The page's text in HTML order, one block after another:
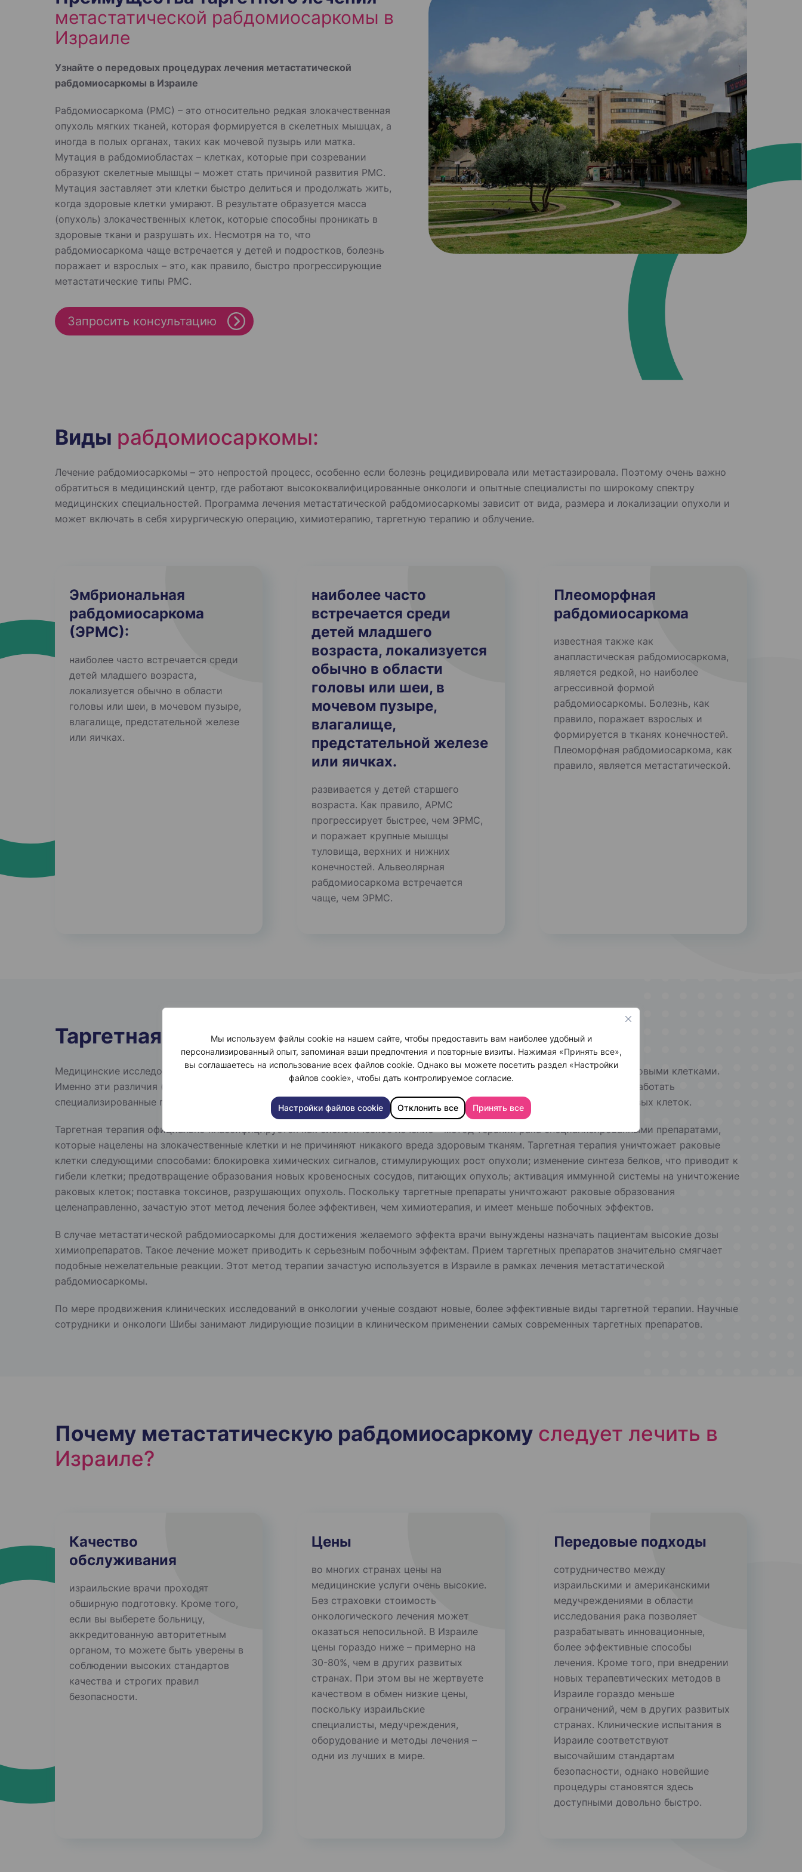
Мы используем файлы cookie на нашем сайте, чтобы предоставить вам наиболее удобный и
персонализированный опыт, запоминая ваши предпочтения и повторные визиты. Нажимая «Принять все»,
вы соглашаетесь на использование всех файлов cookie. Однако вы можете посетить раздел «Настройки
файлов cookie», чтобы дать контролируемое согласие.
Настройки файлов cookie Отклонить все Принять все
метастатической рабдомиосаркомы в
Израиле
Узнайте о передовых процедурах лечения метастатической
рабдомиосаркомы в Израиле
Рабдомиосаркома (РМС) – это относительно редкая злокачественная
опухоль мягких тканей, которая формируется в скелетных мышцах, а
иногда в полых органах, таких как мочевой пузырь или матка.
Мутация в рабдомиобластах – клетках, которые при созревании
образуют скелетные мышцы – может стать причиной развития РМС.
Мутация заставляет эти клетки быстро делиться и продолжать жить,
когда здоровые клетки умирают. В результате образуется масса
(опухоль) злокачественных клеток, которые способны проникать в
здоровые ткани и разрушать их. Несмотря на то, что
рабдомиосаркома чаще встречается у детей и подростков, болезнь
поражает и взрослых – это, как правило, быстро прогрессирующие
метастатические типы РМС.
Запросить консультацию
Виды рабдомиосаркомы:
Лечение рабдомиосаркомы – это непростой процесс, особенно если болезнь рецидивировала или метастазировала. Поэтому очень важно
обратиться в медицинский центр, где работают высококвалифицированные онкологи и опытные специалисты по широкому спектру
медицинских специальностей. Программа лечения метастатической рабдомиосаркомы зависит от вида, размера и локализации опухоли и
может включать в себя хирургическую операцию, химиотерапию, таргетную терапию и облучение.
Эмбриональная
рабдомиосаркома
(ЭРМС):
наиболее часто встречается среди
детей младшего возраста,
локализуется обычно в области
головы или шеи, в мочевом пузыре,
влагалище, предстательной железе
или яичках.
наиболее часто
встречается среди
детей младшего
возраста, локализуется
обычно в области
головы или шеи, в
мочевом пузыре,
влагалище,
предстательной железе
или яичках.
развивается у детей старшего
возраста. Как правило, АРМС
прогрессирует быстрее, чем ЭРМС,
и поражает крупные мышцы
туловища, верхних и нижних
конечностей. Альвеолярная
рабдомиосаркома встречается
чаще, чем ЭРМС.
Плеоморфная
рабдомиосаркома
известная также как
анапластическая рабдомиосаркома,
является редкой, но наиболее
агрессивной формой
рабдомиосаркомы. Болезнь, как
правило, поражает взрослых и
формируется в тканях конечностей.
Плеоморфная рабдомиосаркома, как
правило, является метастатической.
Таргетная терапия
Медицинские исследования последних лет пролили свет на некоторые существенные различия между здоровыми и раковыми клетками.
Именно эти различия (мутации) приводят к бесконтрольному росту и делению последних. Эти сведения позволили разработать
специализированные препараты, которые способны идентифицировать и прицельно атаковать определенные типы раковых клеток.
Таргетная терапия официально классифицируется как биологическое лечение – метод терапии рака специализированными препаратами,
которые нацелены на злокачественные клетки и не причиняют никакого вреда здоровым тканям. Таргетная терапия уничтожает раковые
клетки следующими способами: блокировка химических сигналов, стимулирующих рост опухоли; изменение синтеза белков, что приводит к
гибели клетки; предотвращение образования новых кровеносных сосудов, питающих опухоль; активация иммунной системы на уничтожение
раковых клеток; поставка токсинов, разрушающих опухоль. Поскольку таргетные препараты уничтожают раковые образования
целенаправленно, зачастую этот метод лечения более эффективен, чем химиотерапия, и имеет меньше побочных эффектов.
В случае метастатической рабдомиосаркомы для достижения желаемого эффекта врачи вынуждены назначать пациентам высокие дозы
химиопрепаратов. Такое лечение может приводить к серьезным побочным эффектам. Прием таргетных препаратов значительно смягчает
подобные нежелательные реакции. Этот метод терапии зачастую используется в Израиле в рамках лечения метастатической
рабдомиосаркомы.
По мере продвижения клинических исследований в онкологии ученые создают новые, более эффективные виды таргетной терапии. Научные
сотрудники и онкологи Шибы занимают лидирующие позиции в клиническом применении самых современных таргетных препаратов.
Почему метастатическую рабдомиосаркому следует лечить в
Израиле?
Качество
обслуживания
израильские врачи проходят
обширную подготовку. Кроме того,
если вы выберете больницу,
аккредитованную авторитетным
органом, то можете быть уверены в
соблюдении высоких стандартов
качества и строгих правил
безопасности.
Цены
во многих странах цены на
медицинские услуги очень высокие.
Без страховки стоимость
онкологического лечения может
оказаться непосильной. В Израиле
цены гораздо ниже – примерно на
30-80%, чем в других развитых
странах. При этом вы не жертвуете
качеством в обмен низкие цены,
поскольку израильские
специалисты, медучреждения,
оборудование и методы лечения –
одни из лучших в мире.
Передовые подходы
сотрудничество между
израильскими и американскими
медучреждениями в области
исследования рака позволяет
разрабатывать инновационные,
более эффективные способы
лечения. Кроме того, при внедрении
новых терапевтических методов в
Израиле гораздо меньше
ограничений, чем в других развитых
странах. Клинические испытания в
Израиле соответствуют
высочайшим стандартам
безопасности, однако новейшие
процедуры становятся здесь
доступными довольно быстро.